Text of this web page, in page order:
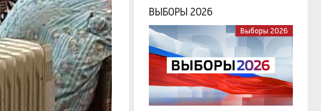
ВЫБОРЫ 2026
Выборы 2026